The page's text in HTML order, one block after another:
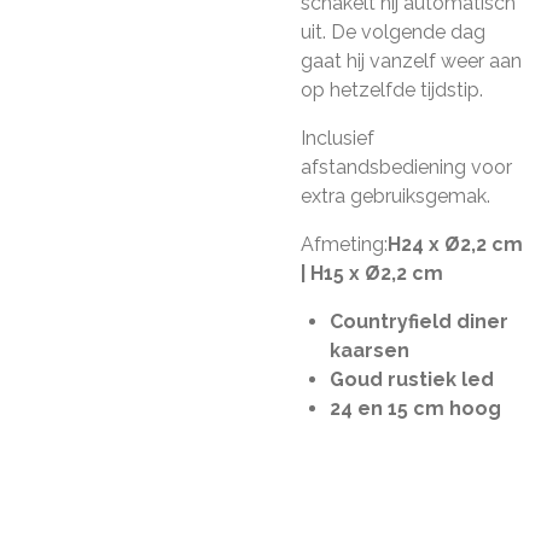
uit. De volgende dag
gaat hij vanzelf weer aan
op hetzelfde tijdstip.
Inclusief
afstandsbediening voor
extra gebruiksgemak.
Afmeting:H24 x Ø2,2 cm
| H15 x Ø2,2 cm
Countryfield diner
kaarsen
Goud rustiek led
24 en 15 cm hoog